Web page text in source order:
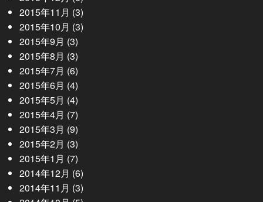
2015年11月 (3)
2015年10月 (3)
2015年9月 (3)
2015年8月 (3)
2015年7月 (6)
2015年6月 (4)
2015年5月 (4)
2015年4月 (7)
2015年3月 (9)
2015年2月 (3)
2015年1月 (7)
2014年12月 (6)
2014年11月 (3)